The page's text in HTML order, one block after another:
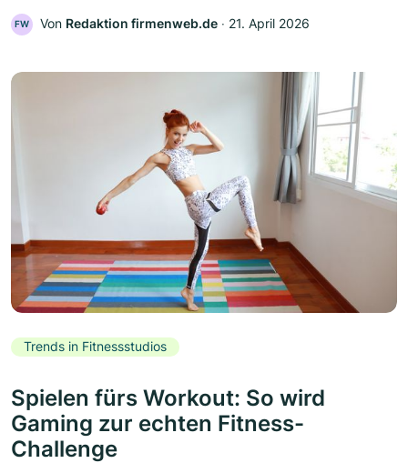
FW Von Redaktion firmenweb.de ‧ 21. April 2026
Trends in Fitnessstudios
Spielen fürs Workout: So wird
Gaming zur echten Fitness-
Challenge